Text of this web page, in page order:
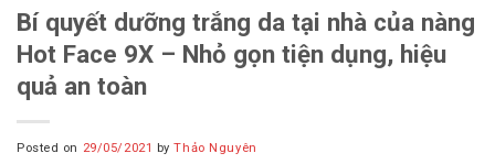
Bí quyết dưỡng trắng da tại nhà của nàng
Hot Face 9X – Nhỏ gọn tiện dụng, hiệu
quả an toàn
Posted on 29/05/2021 byThảo Nguyên